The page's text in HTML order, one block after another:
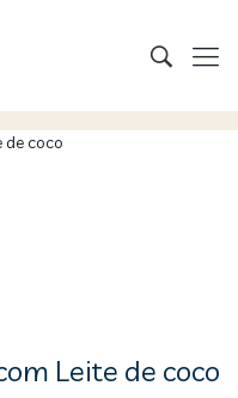
de coco
Leite de coco